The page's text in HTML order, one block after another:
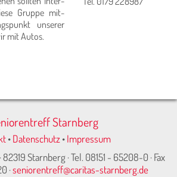
Gruppe mit­
unse­rer
mit Au­tos.
Starnberg
•Datenschutz•Impressum
Starnberg · Tel. 08151 - 65208-0 · Fax
·seniorentreff@caritas-starnberg.de